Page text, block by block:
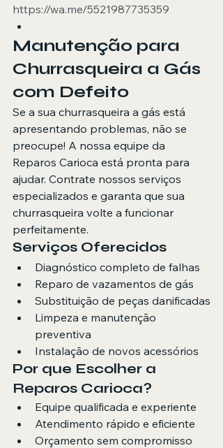
https://wa.me/5521987735359
Manutenção para
Churrasqueira a Gás
com Defeito
Se a sua churrasqueira a gás está
apresentando problemas, não se
preocupe! A nossa equipe da
Reparos Carioca está pronta para
ajudar. Contrate nossos serviços
especializados e garanta que sua
churrasqueira volte a funcionar
perfeitamente.
Serviços Oferecidos
Diagnóstico completo de falhas
Reparo de vazamentos de gás
Substituição de peças danificadas
Limpeza e manutenção
preventiva
Instalação de novos acessórios
Por que Escolher a
Reparos Carioca?
Equipe qualificada e experiente
Atendimento rápido e eficiente
Orçamento sem compromisso